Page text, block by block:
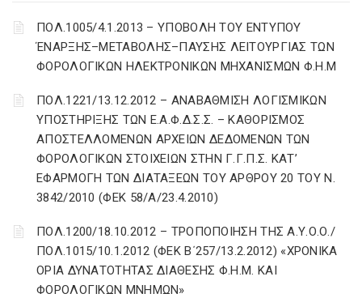
ΠΟΛ.1005/4.1.2013 – ΥΠΟΒΟΛΗ ΤΟΥ ΕΝΤΥΠΟΥ
ΈΝΑΡΞΗΣ–ΜΕΤΑΒΟΛΗΣ–ΠΑΥΣΗΣ ΛΕΙΤΟΥΡΓΙΑΣ ΤΩΝ
ΦΟΡΟΛΟΓΙΚΩΝ ΗΛΕΚΤΡΟΝΙΚΩΝ ΜΗΧΑΝΙΣΜΩΝ Φ.Η.Μ
ΠΟΛ.1221/13.12.2012 – ΑΝΑΒΑΘΜΙΣΗ ΛΟΓΙΣΜΙΚΩΝ
ΥΠΟΣΤΗΡΙΞΗΣ ΤΩΝ Ε.Α.Φ.Δ.Σ.Σ. – ΚΑΘΟΡΙΣΜΟΣ
ΑΠΟΣΤΕΛΛΟΜΕΝΩΝ ΑΡΧΕΙΩΝ ΔΕΔΟΜΕΝΩΝ ΤΩΝ
ΦΟΡΟΛΟΓΙΚΩΝ ΣΤΟΙΧΕΙΩΝ ΣΤΗΝ Γ.Γ.Π.Σ. ΚΑΤ’
ΕΦΑΡΜΟΓΗ ΤΩΝ ΔΙΑΤΑΞΕΩΝ ΤΟΥ ΑΡΘΡΟΥ 20 ΤΟΥ Ν.
3842/2010 (ΦΕΚ 58/Α/23.4.2010)
ΠΟΛ.1200/18.10.2012 – ΤΡΟΠΟΠΟΙΗΣΗ ΤΗΣ Α.Υ.Ο.Ο./
ΠΟΛ.1015/10.1.2012 (ΦΕΚ Β΄257/13.2.2012) «ΧΡΟΝΙΚΑ
ΟΡΙΑ ΔΥΝΑΤΟΤΗΤΑΣ ΔΙΑΘΕΣΗΣ Φ.Η.Μ. ΚΑΙ
ΦΟΡΟΛΟΓΙΚΩΝ ΜΝΗΜΩΝ»